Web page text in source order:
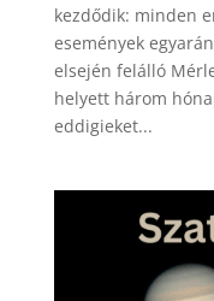
kezdődik: minden
események
elsején felálló
helyett három
eddigieket...